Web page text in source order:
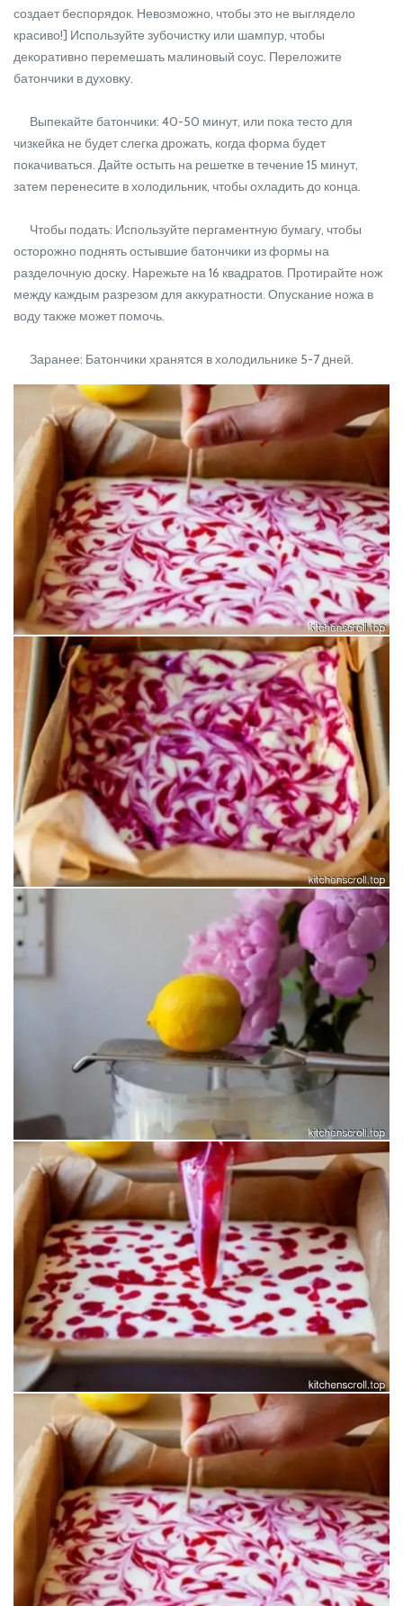
создает беспорядок. Невозможно, чтобы это не выглядело
красиво!] Используйте зубочистку или шампур, чтобы
декоративно перемешать малиновый соус. Переложите
батончики в духовку.
Выпекайте батончики: 40-50 минут, или пока тесто для
чизкейка не будет слегка дрожать, когда форма будет
покачиваться. Дайте остыть на решетке в течение 15 минут,
затем перенесите в холодильник, чтобы охладить до конца.
Чтобы подать: Используйте пергаментную бумагу, чтобы
осторожно поднять остывшие батончики из формы на
разделочную доску. Нарежьте на 16 квадратов. Протирайте нож
между каждым разрезом для аккуратности. Опускание ножа в
воду также может помочь.
Заранее: Батончики хранятся в холодильнике 5-7 дней.